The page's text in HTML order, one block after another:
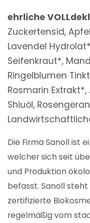
ehrliche
Zuckertensid,
Lavendel
Seifenkraut*,
Ringelblumen
Rosmarin
Shiuöl,
Die Firma Sanoll ist
welcher sich seit
und Produktion
befasst. Sanoll
zertifizierte
regelmäßig vom